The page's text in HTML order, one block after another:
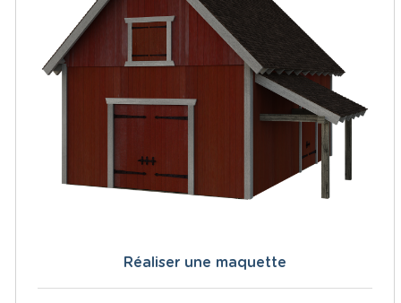
Réaliser une maquette